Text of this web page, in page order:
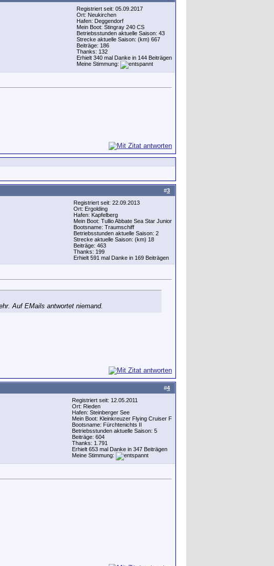
Registriert seit: 05.09.2017
Ort: Neukirchen
Hafen: Deggendorf
Mein Boot: Stingray 240 CS
Betriebsstunden aktuelle Saison: 43
Strecke aktuelle Saison: (km) 667
Beiträge: 186
Thanks: 132
Erhielt 340 mal Danke in 144 Beiträgen
Meine Stimmung:
#3
Registriert seit: 22.09.2013
Ort: Ergolding
Hafen: Kapfelberg
Mein Boot: Tullio Abbate Sea Star Junior
Bootsname: Traumschiff
Betriebsstunden aktuelle Saison: 2
Strecke aktuelle Saison: (km) 18
Beiträge: 463
Thanks: 199
Erhielt 591 mal Danke in 169 Beiträgen
Auf EMails antwortet niemand.
#4
Registriert seit: 12.05.2011
Ort: Rieden
Hafen: Steinberger See
Mein Boot: Kleinkreuzer Flying Cruiser F
Bootsname: Fürchtenichts II
Betriebsstunden aktuelle Saison: 5
Beiträge: 604
Thanks: 1.791
Erhielt 653 mal Danke in 347 Beiträgen
Meine Stimmung: